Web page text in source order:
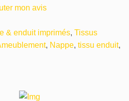
mon avis
& enduit imprimés, Tissus
, Nappe, tissu enduit,